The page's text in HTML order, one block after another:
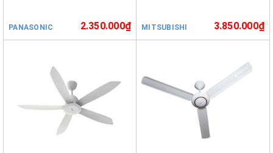
PANASONIC 2.350.000₫ MITSUBISHI 3.850.000₫